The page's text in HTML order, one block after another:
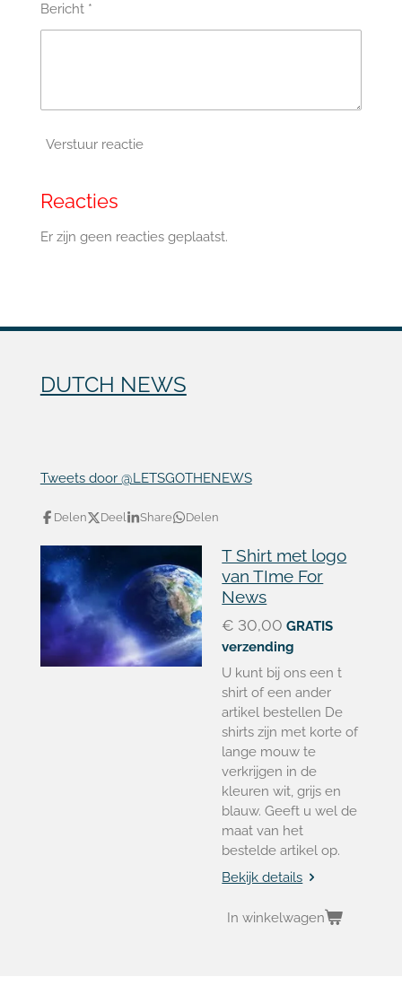
Bericht *
Verstuur reactie
Reacties
Er zijn geen reacties geplaatst.
DUTCH NEWS
Tweets door @LETSGOTHENEWS
Delen Deel Share Delen
T Shirt met logo
van TIme For
News
€ 30,00 GRATIS
verzending
U kunt bij ons een t
shirt of een ander
artikel bestellen De
shirts zijn met korte of
lange mouw te
verkrijgen in de
kleuren wit, grijs en
blauw. Geeft u wel de
maat van het
bestelde artikel op.
Bekijk details
In winkelwagen